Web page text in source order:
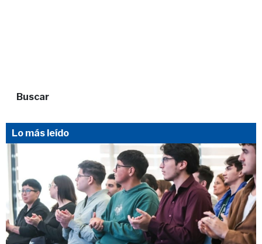
Buscar
Lo más leído